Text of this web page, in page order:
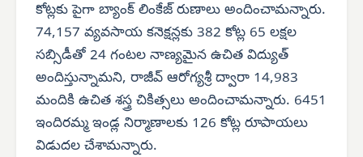
కోట్లకు పైగా బ్యాంక్ లింకేజ్ రుణాలు అందించామన్నారు.
74,157 వ్యవసాయ కనెక్షన్లకు 382 కోట్ల 65 లక్షల
సబ్సిడీతో 24 గంటల నాణ్యమైన ఉచిత విద్యుత్
అందిస్తున్నామని, రాజీవ్ ఆరోగ్యశ్రీ ద్వారా 14,983
మందికి ఉచిత శస్త్ర చికిత్సలు అందించామన్నారు. 6451
ఇందిరమ్మ ఇండ్ల నిర్మాణాలకు 126 కోట్ల రూపాయలు
విడుదల చేశామన్నారు.